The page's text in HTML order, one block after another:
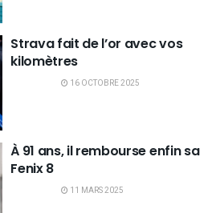
Strava fait de l’or avec vos
kilomètres
16 OCTOBRE 2025
À 91 ans, il rembourse enfin sa
Fenix 8
11 MARS 2025